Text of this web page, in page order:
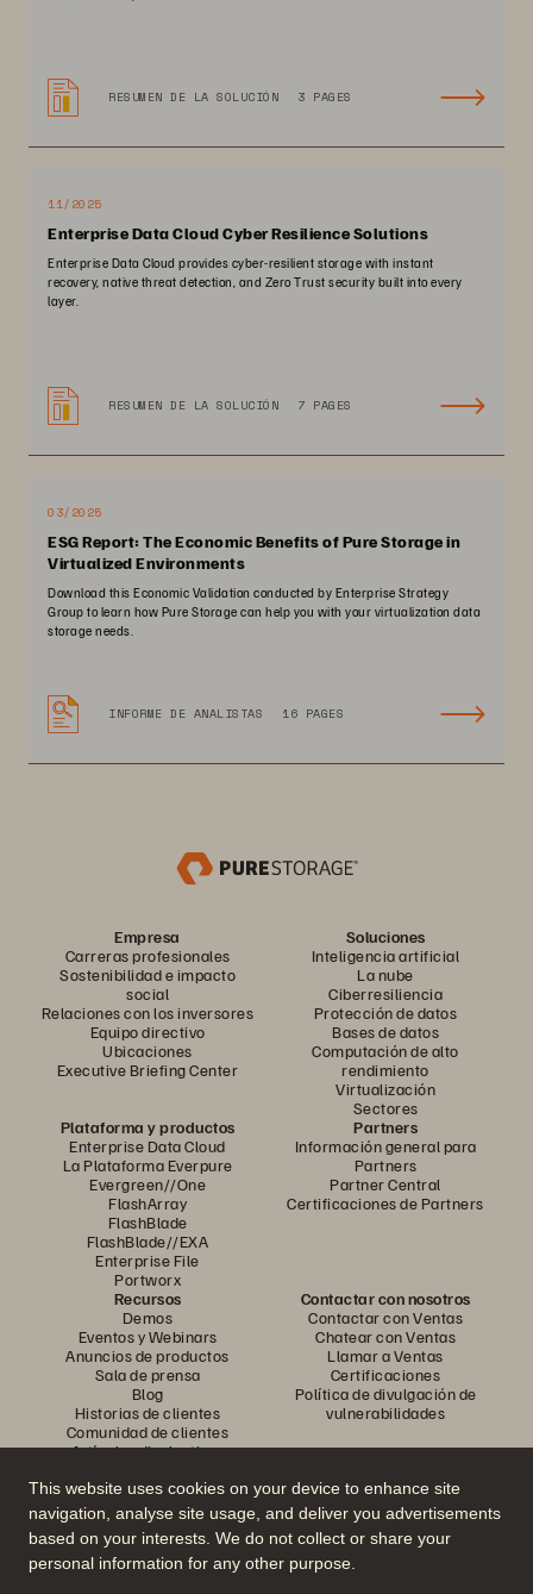
This website uses cookies on your device to enhance site
navigation, analyse site usage, and deliver you advertisements
based on your interests. We do not collect or share your
personal information for any other purpose.
RESUMEN DE LA SOLUCIÓN 3 PAGES
11/2025
Enterprise Data Cloud Cyber Resilience Solutions
Enterprise Data Cloud provides cyber-resilient storage with instant
recovery, native threat detection, and Zero Trust security built into every
layer.
RESUMEN DE LA SOLUCIÓN 7 PAGES
03/2025
ESG Report: The Economic Benefits of Pure Storage in
Virtualized Environments
Download this Economic Validation conducted by Enterprise Strategy
Group to learn how Pure Storage can help you with your virtualization data
storage needs.
INFORME DE ANALISTAS 16 PAGES
Empresa
Carreras profesionales
Sostenibilidad e impacto
social
Relaciones con los inversores
Equipo directivo
Ubicaciones
Executive Briefing Center
Soluciones
Inteligencia artificial
La nube
Ciberresiliencia
Protección de datos
Bases de datos
Computación de alto
rendimiento
Virtualización
Sectores
Plataforma y productos
Enterprise Data Cloud
La Plataforma Everpure
Evergreen//One
FlashArray
FlashBlade
FlashBlade//EXA
Enterprise File
Portworx
Partners
Información general para
Partners
Partner Central
Certificaciones de Partners
Recursos
Demos
Eventos y Webinars
Anuncios de productos
Sala de prensa
Blog
Historias de clientes
Comunidad de clientes
Artículos divulgativos
Contactar con nosotros
Contactar con Ventas
Chatear con Ventas
Llamar a Ventas
Certificaciones
Política de divulgación de
vulnerabilidades
Únase a la conversación
Siga las redes sociales oficiales de Everpure